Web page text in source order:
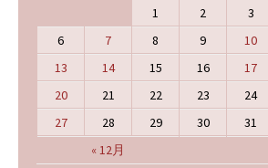
« 12月
1 2 3
6
7 8 9 10
13
14 15 16 17
20
21 22 23 24
27
28 29 30 31